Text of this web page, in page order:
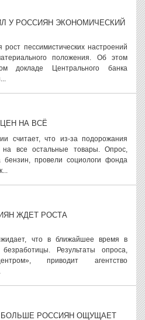
У РОССИЯН ЭКОНОМИЧЕСКИЙ
пессимистических настроений
положения. Об этом
докладе Центрального банка
НА ВСЁ
считает, что из-за подорожания
все остальные товары. Опрос,
провели социологи фонда
ЖДЕТ РОСТА
что в ближайшее время в
Результаты опроса,
приводит агентство
РОССИЯН ОЩУЩАЕТ